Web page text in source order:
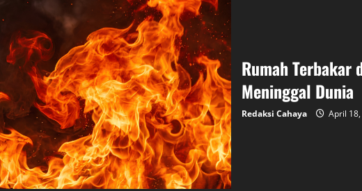
Rumah Terbakar
Meninggal Dunia
Redaksi Cahaya April